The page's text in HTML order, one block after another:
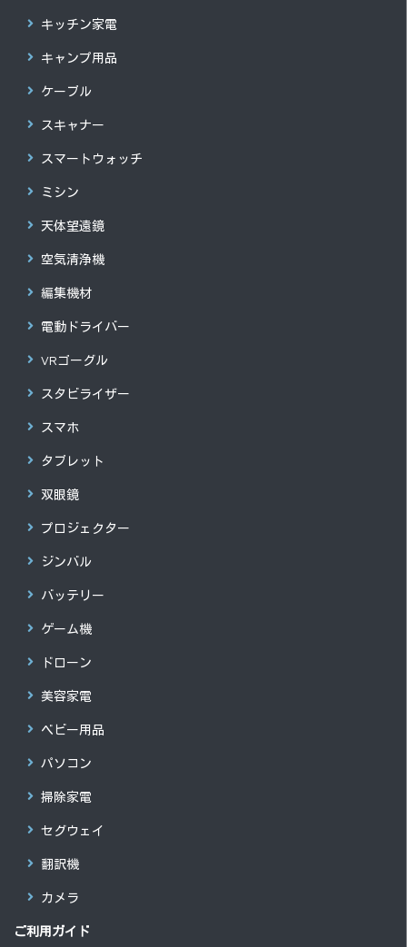
キッチン家電
キャンプ用品
ケーブル
スキャナー
スマートウォッチ
ミシン
天体望遠鏡
空気清浄機
編集機材
電動ドライバー
VRゴーグル
スタビライザー
スマホ
タブレット
双眼鏡
プロジェクター
ジンバル
バッテリー
ゲーム機
ドローン
美容家電
ベビー用品
パソコン
掃除家電
セグウェイ
翻訳機
カメラ
ご利用ガイド